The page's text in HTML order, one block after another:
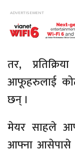
तर,
आफूहरुलाई
छन् ।
मेयर साहले
आफ्ना आसेपासे